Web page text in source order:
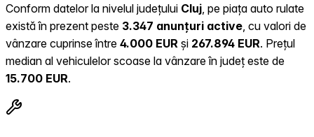
Conform datelor la nivelul județului Cluj , pe piața auto rulate
există în prezent peste 3.347 anunțuri active , cu valori de
vânzare cuprinse între 4.000 EUR și 267.894 EUR. Prețul
median al vehiculelor scoase la vânzare în județ este de
15.700 EUR.